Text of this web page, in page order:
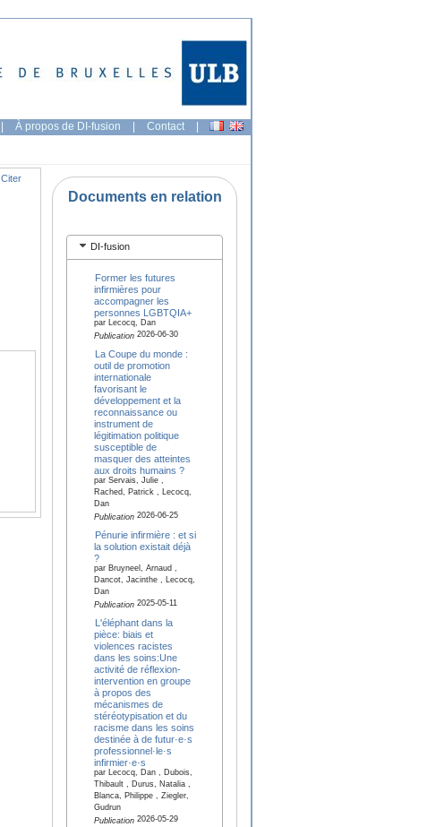
| À propos de DI-fusion | Contact |
Citer
Documents en relation
DI-fusion
Former les futures
infirmières pour
accompagner les
personnes LGBTQIA+
par Lecocq, Dan
Publication2026-06-30
La Coupe du monde :
outil de promotion
internationale
favorisant le
développement et la
reconnaissance ou
instrument de
légitimation politique
susceptible de
masquer des atteintes
aux droits humains ?
par Servais, Julie ,
Rached, Patrick , Lecocq,
Dan
Publication2026-06-25
Pénurie infirmière : et si
la solution existait déjà
?
par Bruyneel, Arnaud ,
Dancot, Jacinthe , Lecocq,
Dan
Publication2025-05-11
L'éléphant dans la
pièce: biais et
violences racistes
dans les soins:Une
activité de réflexion-
intervention en groupe
à propos des
mécanismes de
stéréotypisation et du
racisme dans les soins
destinée à de futur·e·s
professionnel·le·s
infirmier·e·s
par Lecocq, Dan , Dubois,
Thibault , Durus, Natalia ,
Blanca, Philippe , Ziegler,
Gudrun
Publication2026-05-29